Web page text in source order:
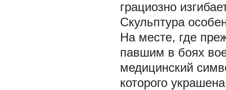
грациозно
Скульптура
На месте, где
павшим в боях
медицинский
которого